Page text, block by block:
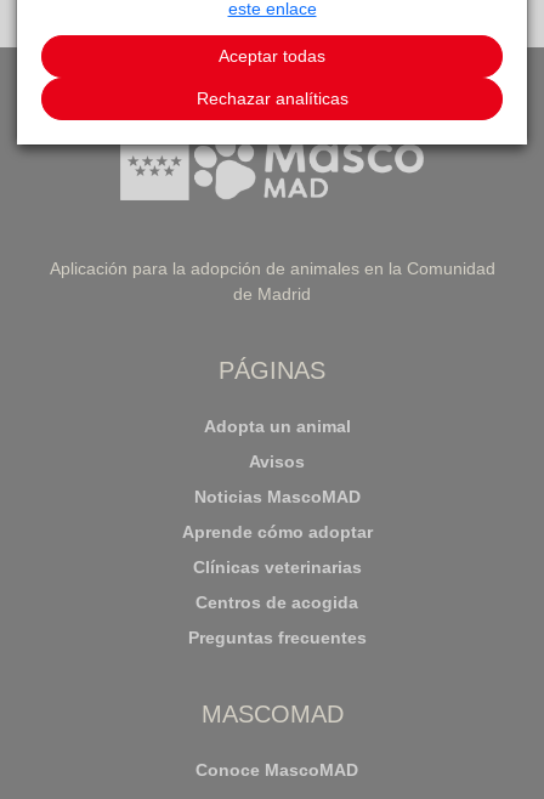
Aplicación para la adopción de animales en la Comunidad
de Madrid
PÁGINAS
Adopta un animal
Avisos
Noticias MascoMAD
Aprende cómo adoptar
Clínicas veterinarias
Centros de acogida
Preguntas frecuentes
MASCOMAD
Conoce MascoMAD
este enlace
Aceptar todas
Rechazar analíticas